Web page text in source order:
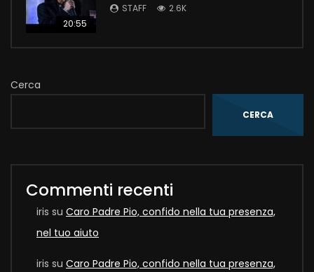
20:55
STAFF 2.6K
Cerca
CERCA
Commenti recenti
iris su Caro Padre Pio, confido nella tua presenza,
nel tuo aiuto
iris su Caro Padre Pio, confido nella tua presenza,